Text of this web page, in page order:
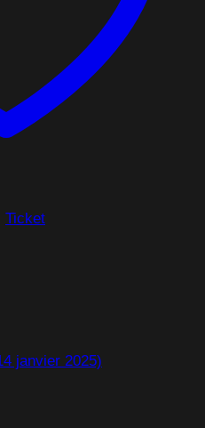
Ticket